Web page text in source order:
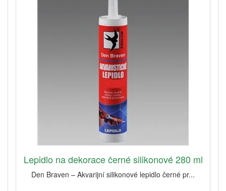
Lepidlo na dekorace černé silikonové 280 ml
Den Braven – Akvarijní silikonové lepidlo černé pr...